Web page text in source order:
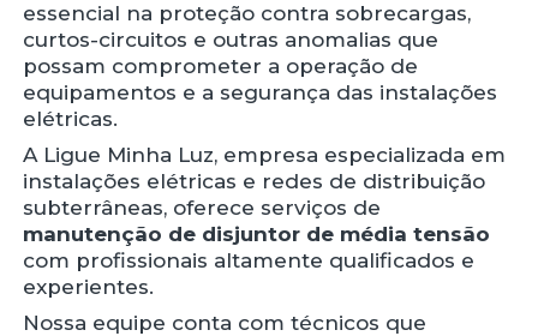
essencial na proteção contra sobrecargas,
curtos-circuitos e outras anomalias que
possam comprometer a operação de
equipamentos e a segurança das instalações
elétricas.
A Ligue Minha Luz, empresa especializada em
instalações elétricas e redes de distribuição
subterrâneas, oferece serviços de
manutenção de disjuntor de média tensão
com profissionais altamente qualificados e
experientes.
Nossa equipe conta com técnicos que